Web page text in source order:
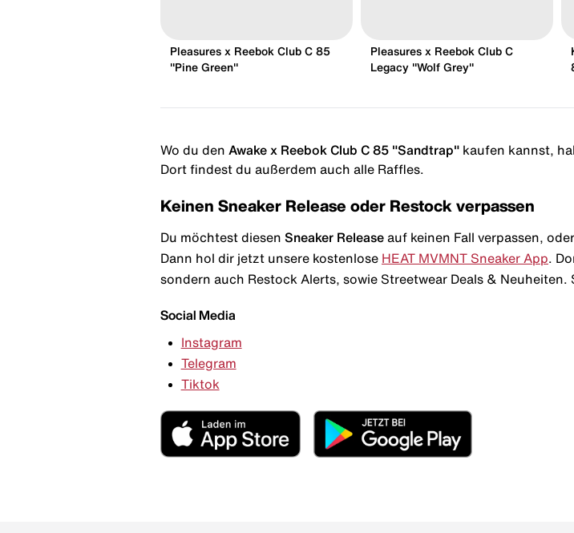
Pleasures x Reebok Club C 85
"Pine Green"
Pleasures x Reebok Club C
Legacy "Wolf Grey"
Wo du den Awake x Reebok Club C 85 "Sandtrap" kaufen kannst,
Dort findest du außerdem auch alle Raffles.
Keinen Sneaker Release oder Restock verpassen
Du möchtest diesen Sneaker Release auf keinen Fall verpassen,
Dann hol dir jetzt unsere kostenlose HEAT MVMNT Sneaker App .
sondern auch Restock Alerts, sowie Streetwear Deals & Neuheiten.
Social Media
Instagram
Telegram
Tiktok